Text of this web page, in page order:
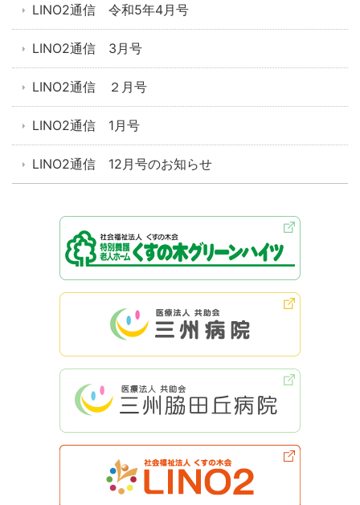
LINO2通信 令和5年4月号
LINO2通信 3月号
LINO2通信 ２月号
LINO2通信 1月号
LINO2通信 12月号のお知らせ